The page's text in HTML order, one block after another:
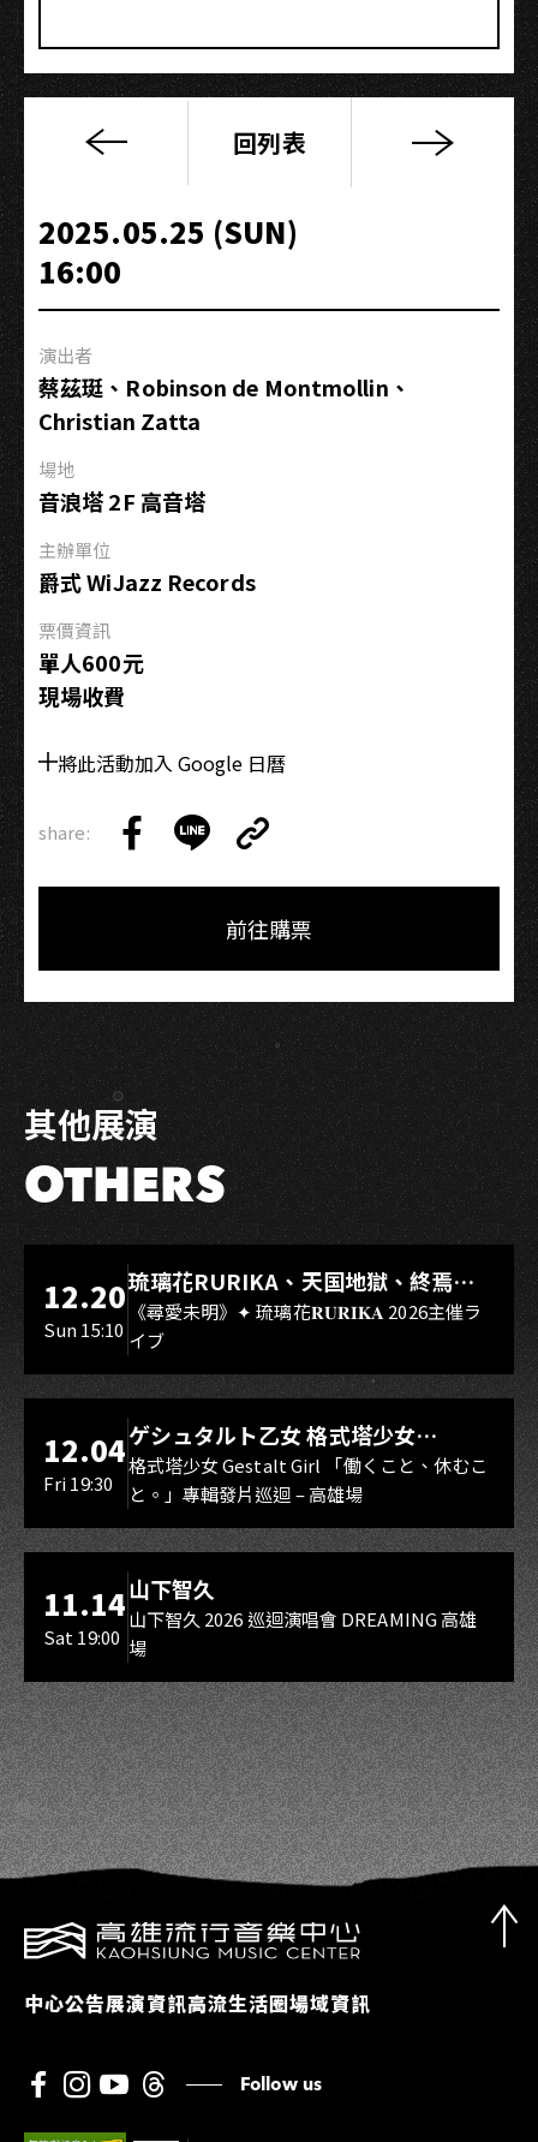
Karei
ooo
原
創
七
表
專
咱
的
夢
回列表
2025.05.25 (SUN)
16:00
演出者
蔡茲珽、Robinson de Montmollin、
Christian Zatta
場地
音浪塔 2F 高音塔
主辦單位
爵式 WiJazz Records
票價資訊
單人600元
現場收費
將此活動加入 Google 日曆
share:
on
on
Link
Copy
前往購票
其他展演
OTHERS
LIVE WAREHOUSE 小庫
12.20
Sun 15:10
琉璃花RURIKA、天国地獄、終焉
Rebirth、DUALIA、無我夢中、花奏
スマイル（O.A.）
《尋愛未明》✦ 琉璃花𝐑𝐔𝐑𝐈𝐊𝐀 2026主催ラ
イブ
LIVE WAREHOUSE 小庫
12.04
Fri 19:30
ゲシュタルト乙女 格式塔少女
Gestalt Girl
格式塔少女 Gestalt Girl 「働くこと、休むこ
と。」專輯發片巡迴 – 高雄場
11.14
Sat 19:00
山下智久
山下智久 2026 巡迴演唱會 DREAMING 高雄
場
中心公告展演資訊高流生活圈場域資訊
Follow us